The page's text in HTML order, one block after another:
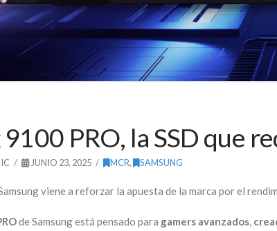
9100 PRO, la SSD que
JUNIO 23, 2025 MCR, SAMSUNG
viene a reforzar la apuesta de la marca por el
de Samsung está pensado para gamers avanzados,